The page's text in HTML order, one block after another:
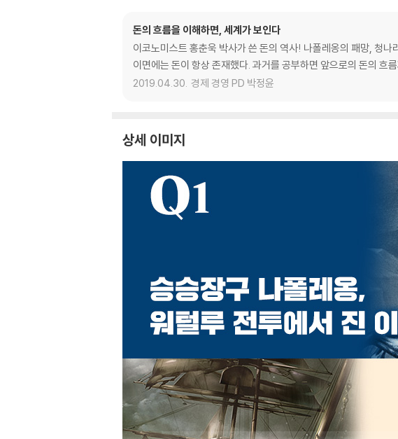
돈의 흐름을 이해하면, 세계가 보인다
이코노미스트 홍춘욱 박사가 쓴 돈의 역사! 나폴레옹의 패망, 청
이면에는 돈이 항상 존재했다. 과거를 공부하면 앞으로의 돈의 흐
2019.04.30. 경제 경영 PD 박정윤
상세 이미지